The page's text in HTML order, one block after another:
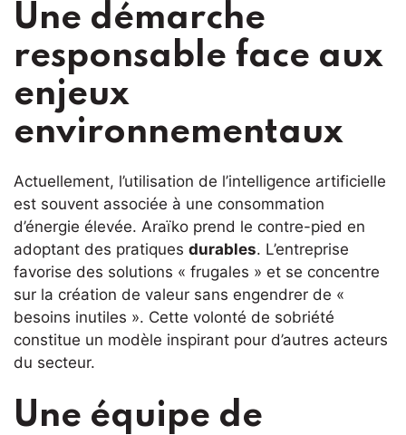
Une démarche
responsable face aux
enjeux
environnementaux
Actuellement, l’utilisation de l’intelligence artificielle
est souvent associée à une consommation
d’énergie élevée. Araïko prend le contre-pied en
adoptant des pratiques durables. L’entreprise
favorise des solutions « frugales » et se concentre
sur la création de valeur sans engendrer de «
besoins inutiles ». Cette volonté de sobriété
constitue un modèle inspirant pour d’autres acteurs
du secteur.
Une équipe de